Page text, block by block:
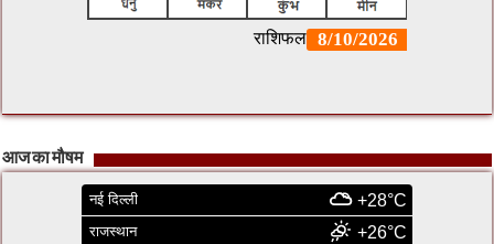
आज का मौषम
नई दिल्ली +28°C
राजस्थान +26°C